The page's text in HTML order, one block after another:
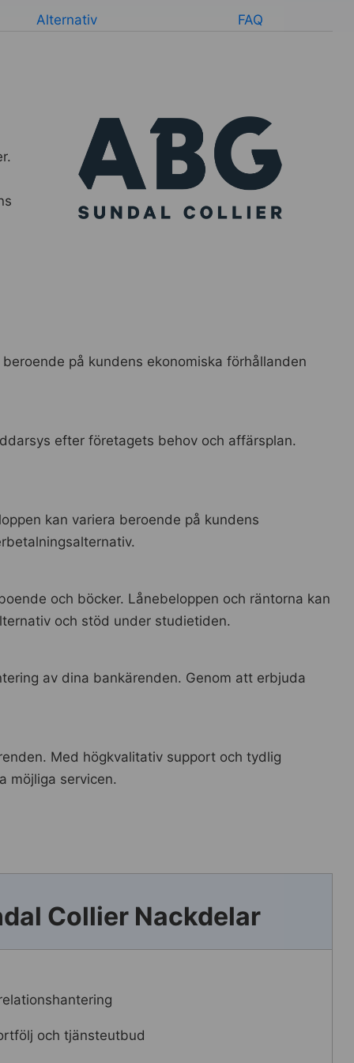
Alternativ FAQ
på kundens ekonomiska förhållanden
efter företagets behov och affärsplan.
kan variera beroende på kundens
och böcker. Lånebeloppen och räntorna kan
och stöd under studietiden.
av dina bankärenden. Genom att erbjuda
Med högkvalitativ support och tydlig
möjliga servicen.
Collier Nackdelar
och tjänsteutbud